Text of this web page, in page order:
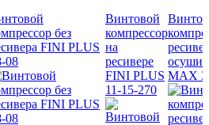
без
FINI PLUS
08
Винтовой
компрессор
на
ресивере
FINI PLUS
11-15-270
MAX